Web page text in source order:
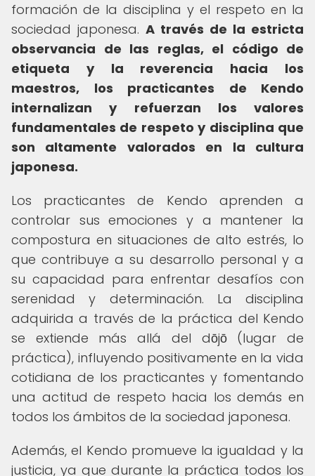
formación de la disciplina y el respeto en la
sociedad japonesa. A través de la estricta
observancia de las reglas, el código de
etiqueta y la reverencia hacia los
maestros, los practicantes de Kendo
internalizan y refuerzan los valores
fundamentales de respeto y disciplina que
son altamente valorados en la cultura
japonesa.
Los practicantes de Kendo aprenden a
controlar sus emociones y a mantener la
compostura en situaciones de alto estrés, lo
que contribuye a su desarrollo personal y a
su capacidad para enfrentar desafíos con
serenidad y determinación. La disciplina
adquirida a través de la práctica del Kendo
se extiende más allá del dōjō (lugar de
práctica), influyendo positivamente en la vida
cotidiana de los practicantes y fomentando
una actitud de respeto hacia los demás en
todos los ámbitos de la sociedad japonesa.
Además, el Kendo promueve la igualdad y la
justicia, ya que durante la práctica todos los